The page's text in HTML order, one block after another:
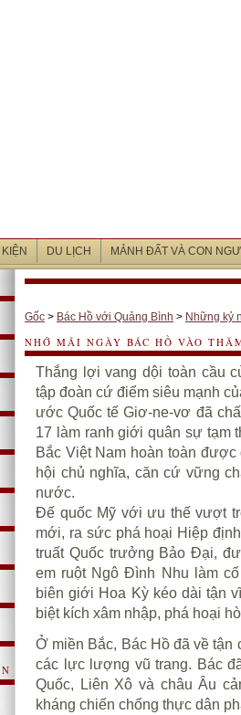
DU LỊCH MẢNH ĐẤT VÀ CON
Gốc > Bác Hồ với Quảng Bình > Những kỷ
NHỚ MÃI NGÀY BÁC HỒ VÀO
Thắng lợi vang dội toàn cầu
tập đoàn cứ điểm siêu mạnh
ước Quốc tế Giơ-ne-vơ đã
17 làm ranh giới quân sự tạm
Bắc Việt Nam hoàn toàn
hội chủ nghĩa, căn cứ vững
nước.
Đế quốc Mỹ với ưu thế vượt
mới, ra sức phá hoại Hiệp
truất Quốc trưởng Bảo Đại,
em ruột Ngô Đình Nhu làm
biên giới Hoa Kỳ kéo dài tận
biệt kích xâm nhập, phá hoại
Ở miền Bắc, Bác Hồ đã về tận
các lực lượng vũ trang. Bác
Quốc, Liên Xô và châu Âu
kháng chiến chống thực dân